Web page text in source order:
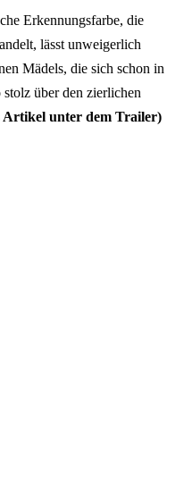
Erkennungsfarbe, die
lässt unweigerlich
Mädels, die sich schon in
über den zierlichen
Artikel unter dem Trailer)